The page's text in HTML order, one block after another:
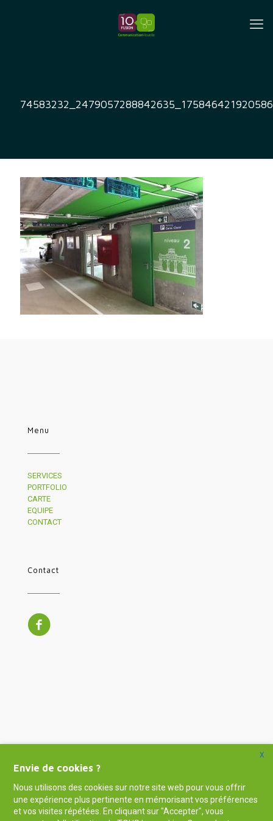
Menu
SERVICES
PORTFOLIO
CARTE
EQUIPE
CONTACT
Contact
X
Envie de cookies ?
Nous utilisons des cookies sur notre site web pour vous offrir
une expérience plus pertinente en mémorisant vos préférences
et vos visites répétées. En cliquant sur "Accepter", vous